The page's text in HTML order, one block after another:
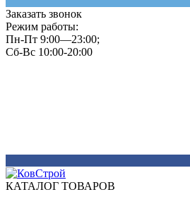
Заказать звонок
Режим работы:
Пн-Пт 9:00—23:00;
Сб-Вс 10:00-20:00
КАТАЛОГ ТОВАРОВ